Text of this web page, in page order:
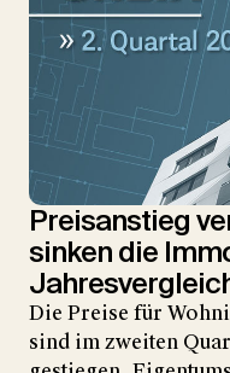
Preisanstieg
sinken die
Die Preise für
sind im zweiten